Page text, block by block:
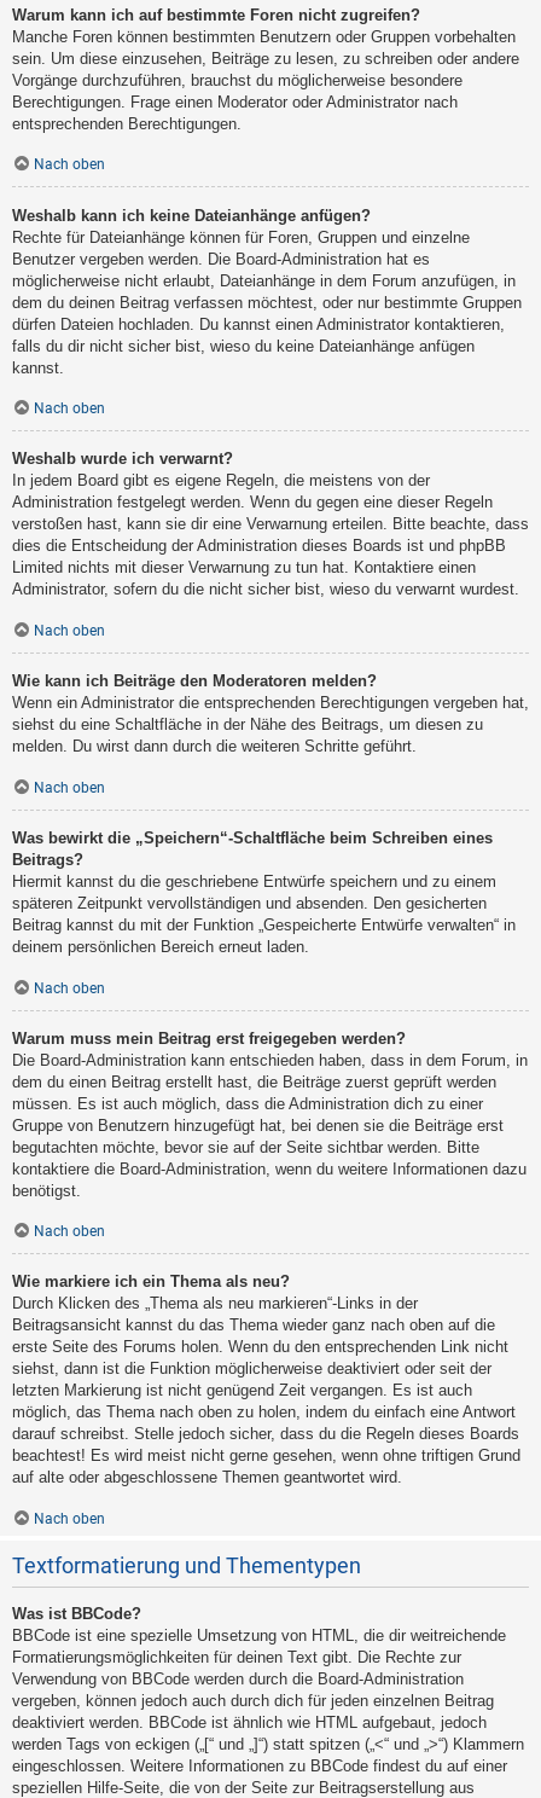
Warum kann ich auf bestimmte Foren nicht zugreifen?
Manche Foren können bestimmten Benutzern oder Gruppen vorbehalten
sein. Um diese einzusehen, Beiträge zu lesen, zu schreiben oder andere
Vorgänge durchzuführen, brauchst du möglicherweise besondere
Berechtigungen. Frage einen Moderator oder Administrator nach
entsprechenden Berechtigungen.
Nach oben
Weshalb kann ich keine Dateianhänge anfügen?
Rechte für Dateianhänge können für Foren, Gruppen und einzelne
Benutzer vergeben werden. Die Board-Administration hat es
möglicherweise nicht erlaubt, Dateianhänge in dem Forum anzufügen, in
dem du deinen Beitrag verfassen möchtest, oder nur bestimmte Gruppen
dürfen Dateien hochladen. Du kannst einen Administrator kontaktieren,
falls du dir nicht sicher bist, wieso du keine Dateianhänge anfügen
kannst.
Nach oben
Weshalb wurde ich verwarnt?
In jedem Board gibt es eigene Regeln, die meistens von der
Administration festgelegt werden. Wenn du gegen eine dieser Regeln
verstoßen hast, kann sie dir eine Verwarnung erteilen. Bitte beachte, dass
dies die Entscheidung der Administration dieses Boards ist und phpBB
Limited nichts mit dieser Verwarnung zu tun hat. Kontaktiere einen
Administrator, sofern du die nicht sicher bist, wieso du verwarnt wurdest.
Nach oben
Wie kann ich Beiträge den Moderatoren melden?
Wenn ein Administrator die entsprechenden Berechtigungen vergeben hat,
siehst du eine Schaltfläche in der Nähe des Beitrags, um diesen zu
melden. Du wirst dann durch die weiteren Schritte geführt.
Nach oben
Was bewirkt die „Speichern“-Schaltfläche beim Schreiben eines
Beitrags?
Hiermit kannst du die geschriebene Entwürfe speichern und zu einem
späteren Zeitpunkt vervollständigen und absenden. Den gesicherten
Beitrag kannst du mit der Funktion „Gespeicherte Entwürfe verwalten“ in
deinem persönlichen Bereich erneut laden.
Nach oben
Warum muss mein Beitrag erst freigegeben werden?
Die Board-Administration kann entschieden haben, dass in dem Forum, in
dem du einen Beitrag erstellt hast, die Beiträge zuerst geprüft werden
müssen. Es ist auch möglich, dass die Administration dich zu einer
Gruppe von Benutzern hinzugefügt hat, bei denen sie die Beiträge erst
begutachten möchte, bevor sie auf der Seite sichtbar werden. Bitte
kontaktiere die Board-Administration, wenn du weitere Informationen dazu
benötigst.
Nach oben
Wie markiere ich ein Thema als neu?
Durch Klicken des „Thema als neu markieren“-Links in der
Beitragsansicht kannst du das Thema wieder ganz nach oben auf die
erste Seite des Forums holen. Wenn du den entsprechenden Link nicht
siehst, dann ist die Funktion möglicherweise deaktiviert oder seit der
letzten Markierung ist nicht genügend Zeit vergangen. Es ist auch
möglich, das Thema nach oben zu holen, indem du einfach eine Antwort
darauf schreibst. Stelle jedoch sicher, dass du die Regeln dieses Boards
beachtest! Es wird meist nicht gerne gesehen, wenn ohne triftigen Grund
auf alte oder abgeschlossene Themen geantwortet wird.
Nach oben
Textformatierung und Thementypen
Was ist BBCode?
BBCode ist eine spezielle Umsetzung von HTML, die dir weitreichende
Formatierungsmöglichkeiten für deinen Text gibt. Die Rechte zur
Verwendung von BBCode werden durch die Board-Administration
vergeben, können jedoch auch durch dich für jeden einzelnen Beitrag
deaktiviert werden. BBCode ist ähnlich wie HTML aufgebaut, jedoch
werden Tags von eckigen („[“ und „]“) statt spitzen („<“ und „>“) Klammern
eingeschlossen. Weitere Informationen zu BBCode findest du auf einer
speziellen Hilfe-Seite, die von der Seite zur Beitragserstellung aus